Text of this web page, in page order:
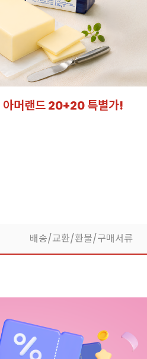
아머랜드 20+20 특별가!
배송/교환/환불/구매서류